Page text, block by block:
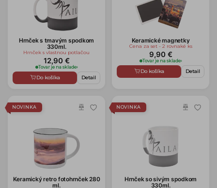
Hrnček s tmavým spodkom
330ml.
Hrnček s vlastnou potlačou
12,90 €
Tovar je na sklade›
Do košíka Detail
Keramické magnetky
Cena za set - 2 rovnaké ks
9,90 €
Tovar je na sklade›
Do košíka Detail
NOVINKA
Keramický retro fotohrnček 280
ml.
NOVINKA
Hrnček so sivým spodkom
330ml.